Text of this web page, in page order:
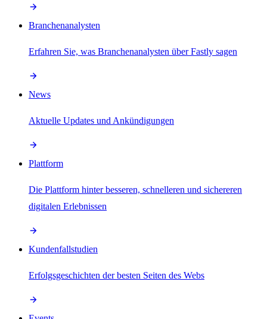
Branchenanalysten
Erfahren Sie, was Branchenanalysten über Fastly sagen
News
Aktuelle Updates und Ankündigungen
Plattform
Die Plattform hinter besseren, schnelleren und sichereren
digitalen Erlebnissen
Kundenfallstudien
Erfolgsgeschichten der besten Seiten des Webs